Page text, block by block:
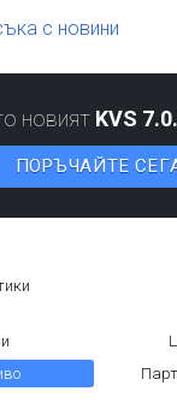
с новини
новият KVS
ПОРЪЧАЙТЕ